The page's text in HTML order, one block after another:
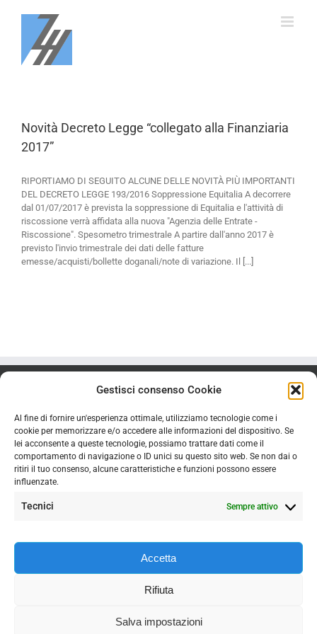
Gestisci consenso Cookie
Al fine di fornire un'esperienza ottimale, utilizziamo tecnologie come i
cookie per memorizzare e/o accedere alle informazioni del dispositivo. Se
lei acconsente a queste tecnologie, possiamo trattare dati come il
comportamento di navigazione o ID unici su questo sito web. Se non dai o
ritiri il tuo consenso, alcune caratteristiche e funzioni possono essere
influenzate.
Tecnici Sempre attivo
Accetta
Rifiuta
Salva impostazioni
contenuto
Novità Decreto Legge “collegato alla Finanziaria
2017”
RIPORTIAMO DI SEGUITO ALCUNE DELLE NOVITÀ PIÙ IMPORTANTI
DEL DECRETO LEGGE 193/2016 Soppressione Equitalia A decorrere
dal 01/07/2017 è prevista la soppressione di Equitalia e l'attività di
riscossione verrà affidata alla nuova "Agenzia delle Entrate -
Riscossione". Spesometro trimestrale A partire dall'anno 2017 è
previsto l'invio trimestrale dei dati delle fatture
emesse/acquisti/bollette doganali/note di variazione. Il [...]
2026 | Studio ZINGERLE DDR. HELMUTH |